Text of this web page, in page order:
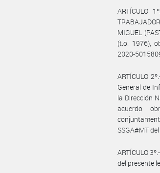
ARTÍCULO
MIGUEL
(t.o. 1976),
2020-
ARTÍCULO
General de
la Dirección
acuerdo
SSGA#MT
ARTÍCULO
del presente